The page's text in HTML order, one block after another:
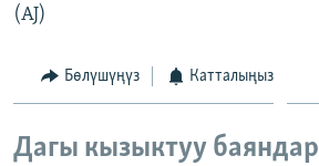
(AJ)
Бөлүшүңүз Катталыңыз
Дагы кызыктуу баяндар